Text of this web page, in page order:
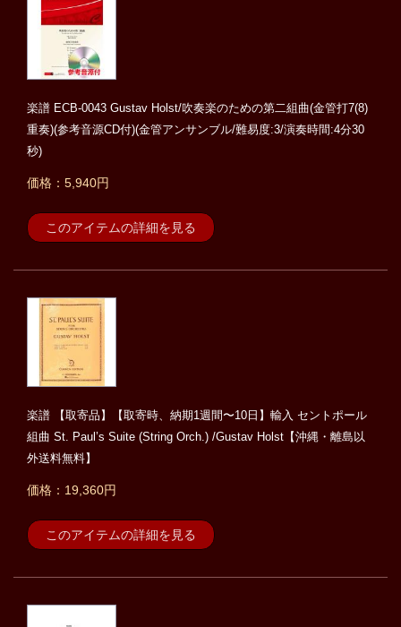
楽譜 ECB-0043 Gustav Holst/吹奏楽のための第二組曲(金管打7(8)
重奏)(参考音源CD付)(金管アンサンブル/難易度:3/演奏時間:4分30
秒)
価格：5,940円
このアイテムの詳細を見る
楽譜 【取寄品】【取寄時、納期1週間〜10日】輸入 セントポール
組曲 St. Paul’s Suite (String Orch.) /Gustav Holst【沖縄・離島以
外送料無料】
価格：19,360円
このアイテムの詳細を見る